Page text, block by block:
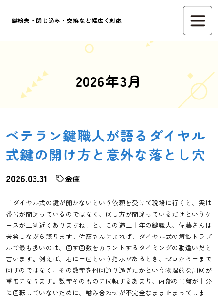
鍵紛失・閉じ込み・交換など幅広く対応
2026年3月
ベテラン鍵職人が語るダイヤル
式鍵の開け方と意外な落とし穴
2026.03.31 金庫
「ダイヤル式の鍵が開かないという依頼を受けて現場に行くと、実は
番号が間違っているのではなく、回し方が間違っているだけというケ
ースが三割近くありますね」と、この道三十年の鍵職人、佐藤さんは
苦笑しながら語ります。佐藤さんによれば、ダイヤル式の解錠トラブ
ルで最も多いのは、回す回数をカウントするタイミングの勘違いだと
言います。例えば、右に三回という指示があるとき、ゼロから三まで
回すのではなく、その数字を何回通り過ぎたかという物理的な周回が
重要になります。数字そのものに固執するあまり、内部の円盤が十分
に回転していないために、噛み合わせが不完全なまま止まってしま